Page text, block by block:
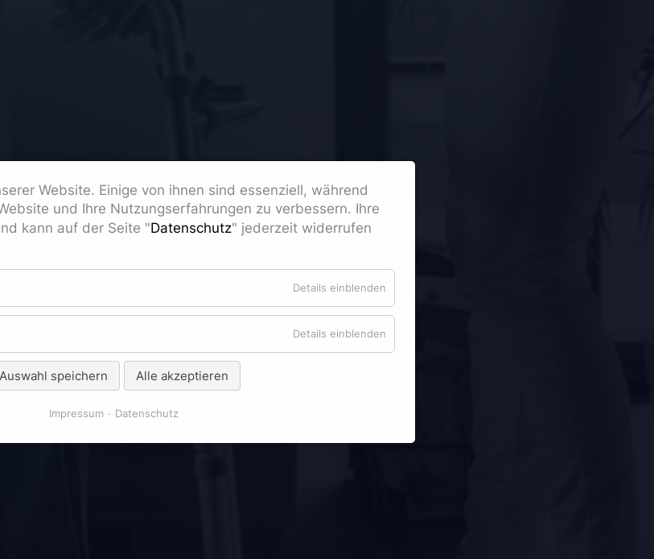
Website. Einige von ihnen sind essenziell, während
und Ihre Nutzungserfahrungen zu verbessern. Ihre
kann auf der Seite "Datenschutz" jederzeit widerrufen
Details einblenden
Details einblenden
Auswahl speichern Alle akzeptieren
Impressum Datenschutz